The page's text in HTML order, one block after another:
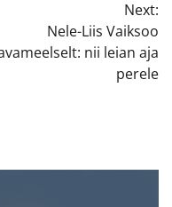
Next:
Nele-Liis Vaiksoo
nii leian aja
perele